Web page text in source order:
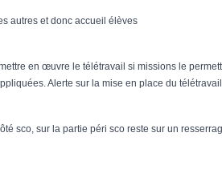
autres et donc accueil élèves
en œuvre le télétravail si missions le
Alerte sur la mise en place du
sco, sur la partie péri sco reste sur un